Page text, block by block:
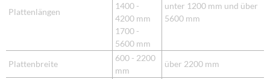
Plattenlängen
1400 -
4200 mm
1700 -
5600 mm
unter 1200 mm und über
5600 mm
Plattenbreite
600 - 2200
mm
über 2200 mm